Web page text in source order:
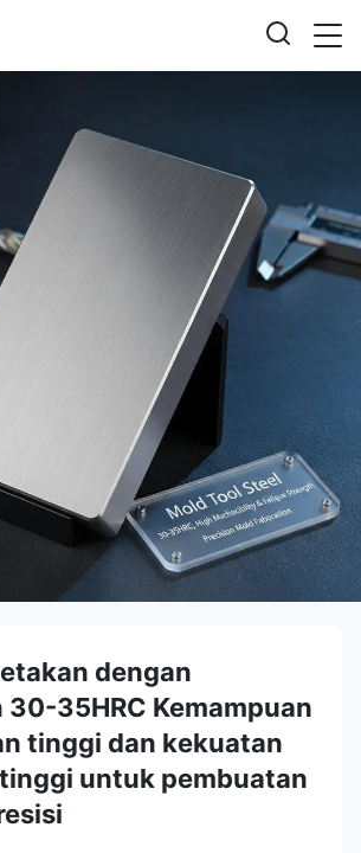
dengan
30-35HRC Kemampuan
tinggi dan kekuatan
untuk pembuatan